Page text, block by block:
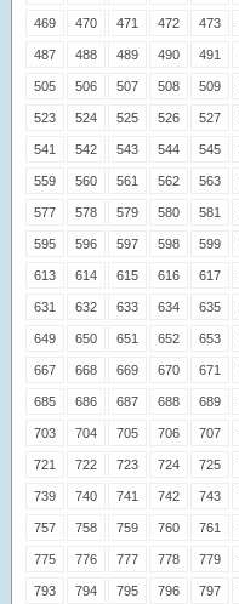
469 470 471 472 473
487 488 489 490 491
505 506 507 508 509
523 524 525 526 527
541 542 543 544 545
559 560 561 562 563
577 578 579 580 581
595 596 597 598 599
613 614 615 616 617
631 632 633 634 635
649 650 651 652 653
667 668 669 670 671
685 686 687 688 689
703 704 705 706 707
721 722 723 724 725
739 740 741 742 743
757 758 759 760 761
775 776 777 778 779
793 794 795 796 797